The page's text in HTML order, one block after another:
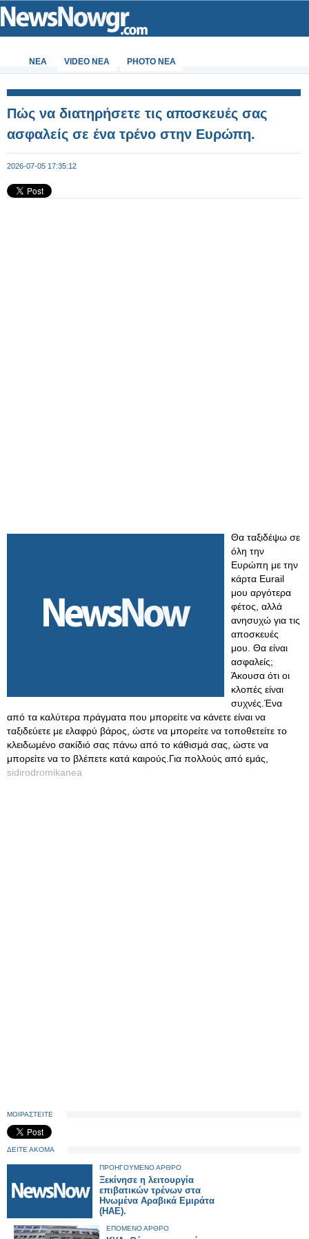
ΝΕΑ VIDEO NEA PHOTO NEA
Πώς να διατηρήσετε τις αποσκευές σας
ασφαλείς σε ένα τρένο στην Ευρώπη.
2026-07-05 17:35:12
Θα ταξιδέψω σε
όλη την
Ευρώπη με την
κάρτα Eurail
μου αργότερα
φέτος, αλλά
ανησυχώ για τις
αποσκευές
μου. Θα είναι
ασφαλείς;
Άκουσα ότι οι
κλοπές είναι
συχνές.Ένα
από τα καλύτερα πράγματα που μπορείτε να κάνετε είναι να
ταξιδεύετε με ελαφρύ βάρος, ώστε να μπορείτε να τοποθετείτε το
κλειδωμένο σακίδιό σας πάνω από το κάθισμά σας, ώστε να
μπορείτε να το βλέπετε κατά καιρούς.Για πολλούς από εμάς,
sidirodromikanea
ΜΟΙΡΑΣΤΕΙΤΕ
ΔΕΙΤΕ ΑΚΟΜΑ
ΠΡΟΗΓΟΥΜΕΝΟ ΑΡΘΡΟ
Ξεκίνησε η λειτουργία
επιβατικών τρένων στα
Ηνωμένα Αραβικά Εμιράτα
(ΗΑΕ).
ΕΠΟΜΕΝΟ ΑΡΘΡΟ